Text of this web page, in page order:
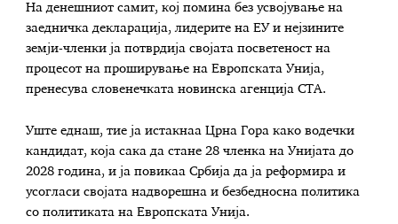
На денешниот самит, кој помина без усвојување на
заедничка декларација, лидерите на ЕУ и нејзините
земји-членки ја потврдија својата посветеност на
процесот на проширување на Европската Унија,
пренесува словенечката новинска агенција СТА.
Уште еднаш, тие ја истакнаа Црна Гора како водечки
кандидат, која сака да стане 28 членка на Унијата до
2028 година, и ја повикаа Србија да ја реформира и
усогласи својата надворешна и безбедносна политика
со политиката на Европската Унија.